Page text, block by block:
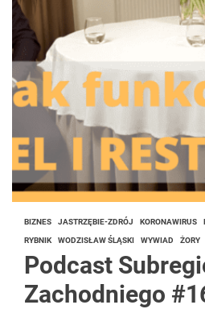
BIZNES JASTRZĘBIE-ZDRÓJ KORONAWIRUS
RYBNIK WODZISŁAW ŚLĄSKI WYWIAD ŻORY
Podcast
Zachodniego